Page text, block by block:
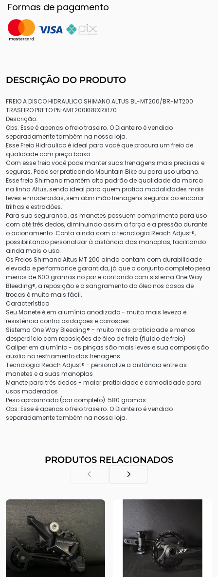
Formas de pagamento
DESCRIÇÃO DO PRODUTO
FREIO A DISCO HIDRAULICO SHIMANO ALTUS BL-MT200/BR-MT200
TRASEIRO PRETO PN:AMT200KRRXRX170
Descrição:
Obs. Esse é apenas o freio traseiro. O Dianteiro é vendido
separadamente também na nossa loja.
Esse Freio Hidraulico é ideal para você que procura um freio de
qualidade com preço baixo.
Com esse freio você pode manter suas frenagens mais precisas e
seguras. Pode ser praticando Mountain Bike ou para uso urbano.
Esse freio Shimano mantém alto padrão de qualidade da marca
na linha Altus, sendo ideal para quem pratica modalidades mais
leves e moderadas, sem abrir mão frenagens seguras ao encarar
trilhas e estradões.
Para sua segurança, as manetes possuem comprimento para uso
com até três dedos, diminuindo assim a força e a pressão durante
o acionamento. Conta ainda com a tecnologia Reach Adjust®,
possibilitando personalizar à distância das manoplas, facilitando
ainda mais o uso.
Os Freios Shimano Altus MT 200 ainda contam com durabilidade
elevada e performance garantida, já que o conjunto completo pesa
menos de 600 gramas no par e contando com sistema One Way
Bleeding®, a reposição e o sangramento do óleo nos casos de
trocas é muito mais fácil.
Característica
Seu Manete é em alumínio anodizado - muito mais leveza e
resistência contra oxidações e corrosões
Sistema One Way Bleeding® - muito mais praticidade e menos
desperdício com reposições de óleo de freio (fluído de freio)
Caliper em alumínio - as pinças são mais leves e sua composição
auxilia no resfriamento das frenagens
Tecnologia Reach Adjust® - personalize a distância entre as
manetes e a suas manoplas
Manete para três dedos - maior praticidade e comodidade para
usos moderados
Peso aproximado (par completo): 580 gramas
Obs. Esse é apenas o freio traseiro. O Dianteiro é vendido
separadamente também na nossa loja.
PRODUTOS RELACIONADOS